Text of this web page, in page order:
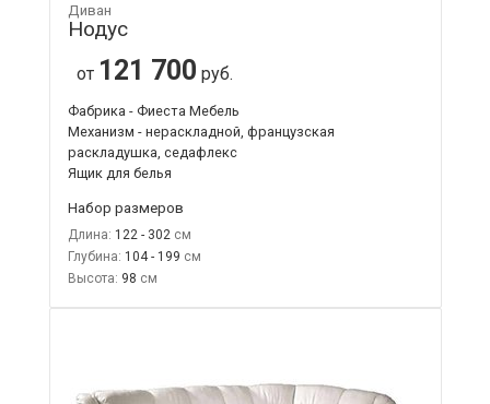
Диван
Нодус
от 121 700 руб.
Фабрика - Фиеста Мебель
Механизм - нераскладной, французская
раскладушка, седафлекс
Ящик для белья
Набор размеров
Длина: 122 - 302
Глубина: 104 - 199
Высота: 98